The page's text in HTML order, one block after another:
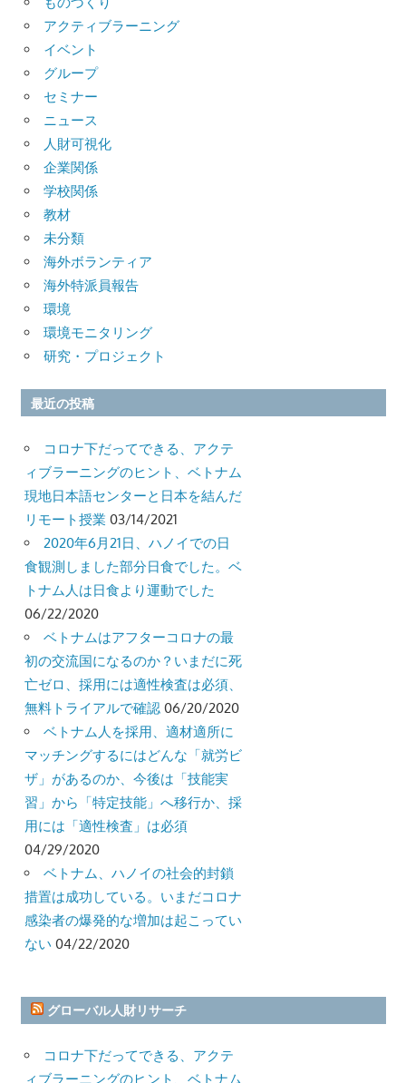
アクティブラーニング
イベント
グループ
セミナー
ニュース
人財可視化
企業関係
学校関係
教材
未分類
海外ボランティア
海外特派員報告
環境
環境モニタリング
研究・プロジェクト
最近の投稿
コロナ下だってできる、アクテ
ィブラーニングのヒント、ベトナム
現地日本語センターと日本を結んだ
リモート授業 03/14/2021
2020年6月21日、ハノイでの日
食観測しました部分日食でした。ベ
トナム人は日食より運動でした
06/22/2020
ベトナムはアフターコロナの最
初の交流国になるのか？いまだに死
亡ゼロ、採用には適性検査は必須、
無料トライアルで確認 06/20/2020
ベトナム人を採用、適材適所に
マッチングするにはどんな「就労ビ
ザ」があるのか、今後は「技能実
習」から「特定技能」へ移行か、採
用には「適性検査」は必須
04/29/2020
ベトナム、ハノイの社会的封鎖
措置は成功している。いまだコロナ
感染者の爆発的な増加は起こってい
ない 04/22/2020
グローバル人財リサーチ
コロナ下だってできる、アクテ
ィブラーニングのヒント、ベトナム